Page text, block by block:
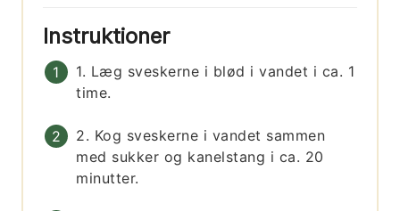
Instruktioner
1. Læg sveskerne i blød i vandet i ca. 1
time.
2. Kog sveskerne i vandet sammen
med sukker og kanelstang i ca. 20
minutter.